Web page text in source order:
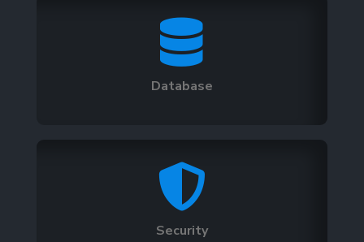

Database

Security